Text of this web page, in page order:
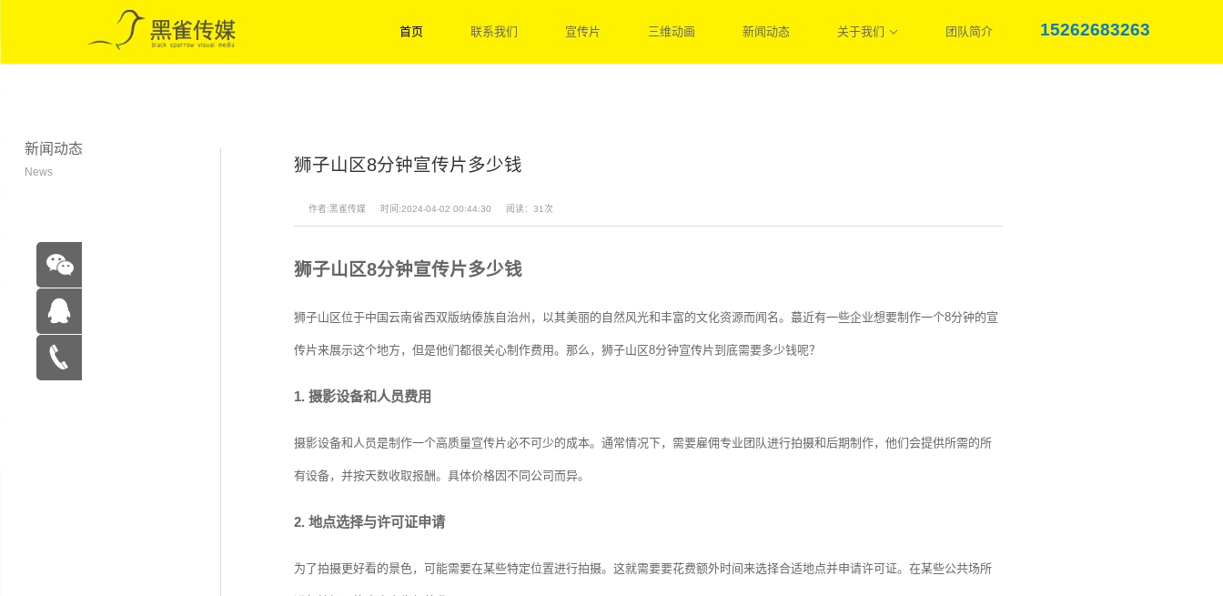
首页 联系我们 宣传片 三维动画 新闻动态 关于我们 团队简介 15262683263
新闻动态
News 狮子山区8分钟宣传片多少钱
作者:黑雀传媒 时间:2024-04-02 00:44:30 阅读：31次
狮子山区8分钟宣传片多少钱
狮子山区位于中国云南省西双版纳傣族自治州，以其美丽的自然风光和丰富的文化资源而闻名。蕞近有一些企业想要制作一个8分钟的宣
传片来展示这个地方，但是他们都很关心制作费用。那么，狮子山区8分钟宣传片到底需要多少钱呢？
1. 摄影设备和人员费用
摄影设备和人员是制作一个高质量宣传片必不可少的成本。通常情况下，需要雇佣专业团队进行拍摄和后期制作，他们会提供所需的所
有设备，并按天数收取报酬。具体价格因不同公司而异。
2. 地点选择与许可证申请
为了拍摄更好看的景色，可能需要在某些特定位置进行拍摄。这就需要要花费额外时间来选择合适地点并申请许可证。在某些公共场所
在线咨